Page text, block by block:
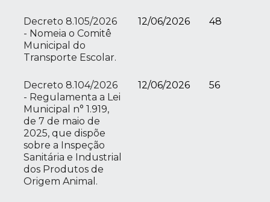
Decreto 8.105/2026
- Nomeia o Comitê
Municipal do
Transporte Escolar.
12/06/2026 48
Decreto 8.104/2026
- Regulamenta a Lei
Municipal n° 1.919,
de 7 de maio de
2025, que dispõe
sobre a Inspeção
Sanitária e Industrial
dos Produtos de
Origem Animal.
12/06/2026 56